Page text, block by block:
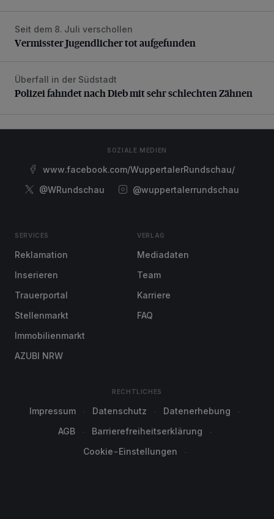
Vermisster Jugendlicher tot aufgefunden
Seit dem 8. Juli verschollen
Vermisster Jugendlicher tot aufgefunden
Polizei fahndet nach Dieb mit sehr schlechten Zähnen
Überfall in der Südstadt
Polizei fahndet nach Dieb mit sehr schlechten Zähnen
SOZIALE MEDIEN
www.facebook.com/WuppertalerRundschau/
@WRundschau
@wuppertalerrundschau
SERVICES
Reklamation
Inserieren
Trauerportal
Stellenmarkt
Immobilienmarkt
AZUBI NRW
VERLAG
Mediadaten
Team
Karriere
FAQ
RECHTLICHES
Impressum Datenschutz
Datenerhebung
AGB
Barrierefreiheitserklärung
Cookie-Einstellungen